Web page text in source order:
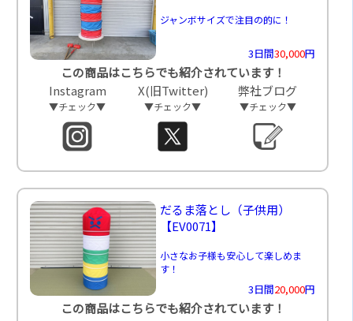
ジャンボサイズで注目の的に！
3日間30,000円
この商品はこちらでも紹介されています！
Instagram
▼チェック▼
X(旧Twitter)
▼チェック▼
弊社ブログ
▼チェック▼
だるま落とし（子供用）
【EV0071】
小さなお子様も安心して楽しめま
す！
3日間20,000円
この商品はこちらでも紹介されています！